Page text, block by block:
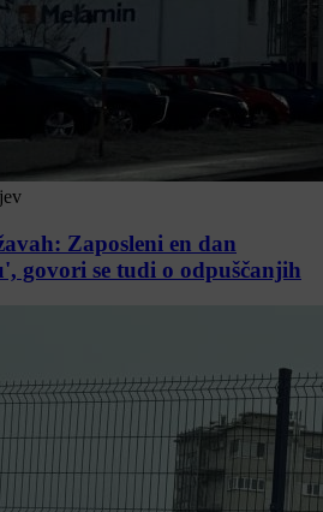
Zaposleni en dan
govori se tudi o odpuščanjih